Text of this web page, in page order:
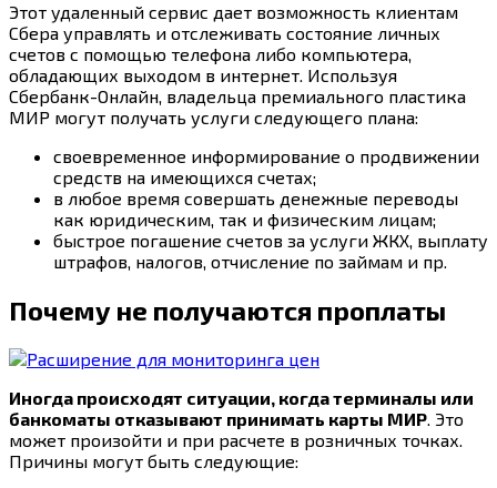
Этот удаленный сервис дает возможность клиентам
Сбера управлять и отслеживать состояние личных
счетов с помощью телефона либо компьютера,
обладающих выходом в интернет. Используя
Сбербанк-Онлайн, владельца премиального пластика
МИР могут получать услуги следующего плана:
своевременное информирование о продвижении
средств на имеющихся счетах;
в любое время совершать денежные переводы
как юридическим, так и физическим лицам;
быстрое погашение счетов за услуги ЖКХ, выплату
штрафов, налогов, отчисление по займам и пр.
Почему не получаются проплаты
Иногда происходят ситуации, когда терминалы или
банкоматы отказывают принимать карты МИР. Это
может произойти и при расчете в розничных точках.
Причины могут быть следующие: